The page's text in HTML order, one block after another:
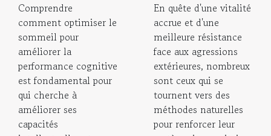
Comprendre
comment optimiser le
sommeil pour
améliorer la
performance cognitive
est fondamental pour
qui cherche à
améliorer ses
capacités
En quête d'une vitalité
accrue et d'une
meilleure résistance
face aux agressions
extérieures, nombreux
sont ceux qui se
tournent vers des
méthodes naturelles
pour renforcer leur